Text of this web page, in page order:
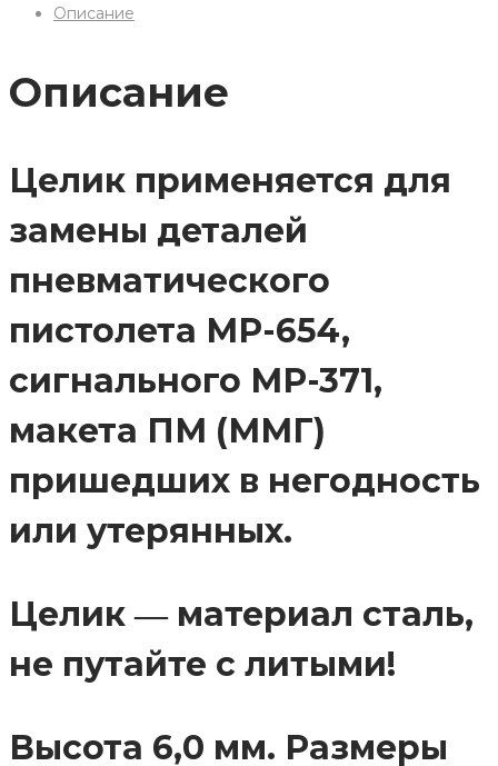
ММГ
quantity
Описание
Описание
Целик применяется для
замены деталей
пневматического
пистолета МР-654,
сигнального МР-371,
макета ПМ (ММГ)
пришедших в негодность
или утерянных.
Целик ― материал сталь,
не путайте с литыми!
Высота 6,0 мм. Размеры